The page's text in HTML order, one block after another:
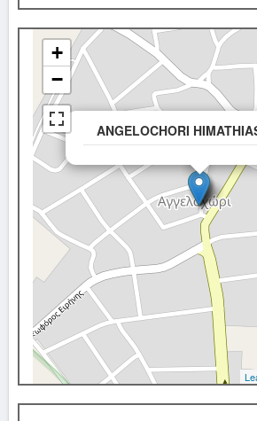
ANGELOCHORI
+
−